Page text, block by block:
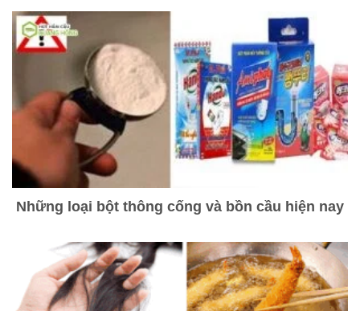
Những loại bột thông cống và bồn cầu hiện nay